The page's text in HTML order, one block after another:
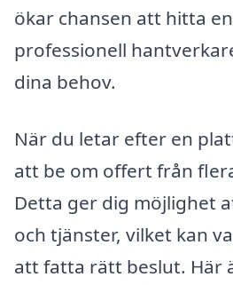
ökar chansen att hitta
professionell
dina behov.
När du letar efter en
att be om offert från
Detta ger dig möjlighet
och tjänster, vilket kan
att fatta rätt beslut. Här